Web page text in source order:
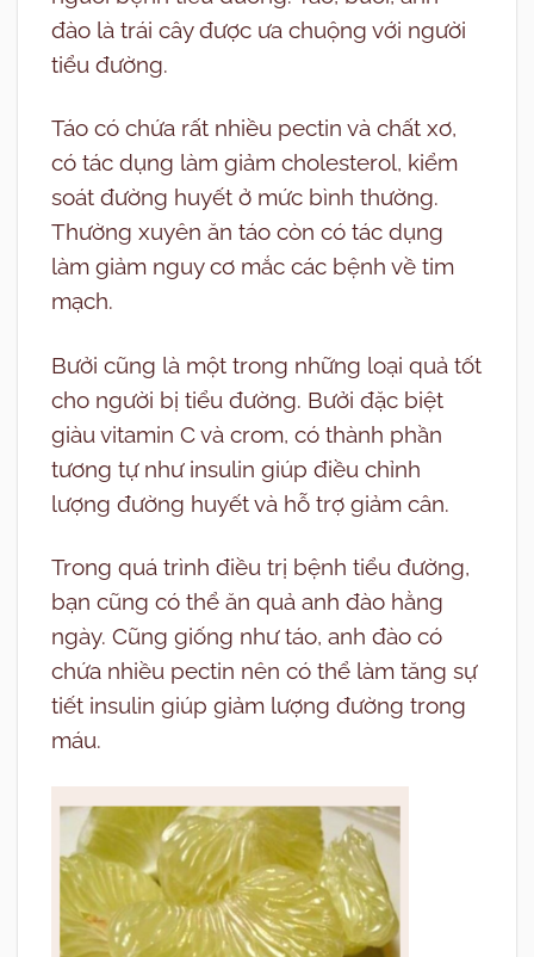
đào là trái cây được ưa chuộng với người
tiểu đường.
Táo có chứa rất nhiều pectin và chất xơ,
có tác dụng làm giảm cholesterol, kiểm
soát đường huyết ở mức bình thường.
Thường xuyên ăn táo còn có tác dụng
làm giảm nguy cơ mắc các bệnh về tim
mạch.
Bưởi cũng là một trong những loại quả tốt
cho người bị tiểu đường. Bưởi đặc biệt
giàu vitamin C và crom, có thành phần
tương tự như insulin giúp điều chỉnh
lượng đường huyết và hỗ trợ giảm cân.
Trong quá trình điều trị bệnh tiểu đường,
bạn cũng có thể ăn quả anh đào hằng
ngày. Cũng giống như táo, anh đào có
chứa nhiều pectin nên có thể làm tăng sự
tiết insulin giúp giảm lượng đường trong
máu.